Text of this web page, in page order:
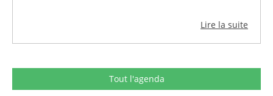
Lire la suite
Tout l'agenda